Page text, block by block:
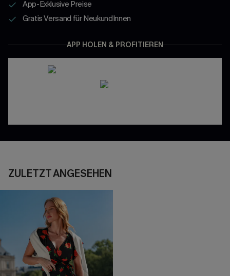
App-Exklusive Preise
Gratis Versand für NeukundInnen
APP HOLEN & PROFITIEREN
ZULETZT ANGESEHEN